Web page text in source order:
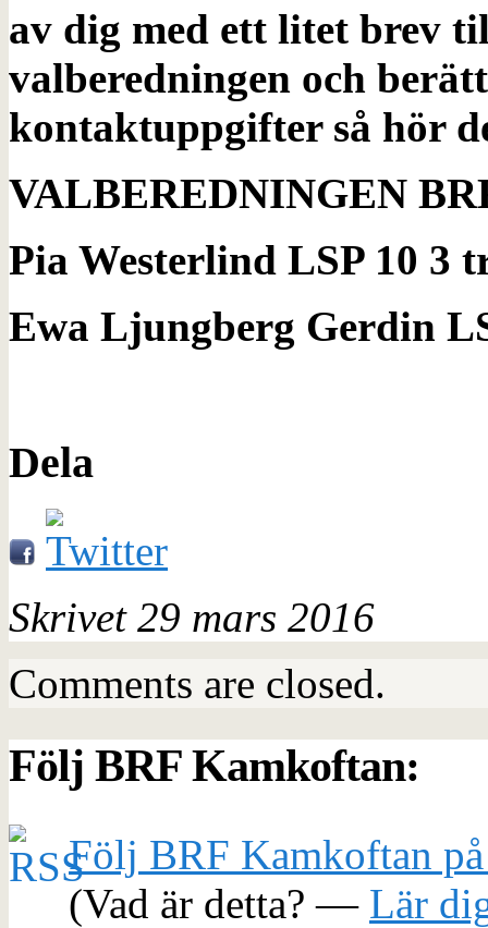
av dig med ett litet brev
valberedningen och
kontaktuppgifter så hör
VALBEREDNINGEN
Pia Westerlind LSP 10 3
Ewa Ljungberg Gerdin
Dela
Skrivet 29 mars 2016
Comments are closed.
Följ BRF Kamkoftan:
Följ BRF Kamkoftan
(Vad är detta? — Lär